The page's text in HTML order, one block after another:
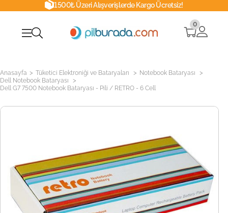
1500₺ Üzeri Alışverişlerde Kargo Ücretsiz!
0
Anasayfa > Tüketici Elektroniği ve Bataryaları > Notebook Bataryası >
Dell Notebook Bataryası >
Dell G7 7500 Notebook Bataryası - Pili / RETRO - 6 Cell